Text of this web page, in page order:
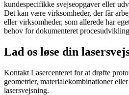
kundespecifikke svejseopgaver eller
Det kan være virksomheder, der får
eller virksomheder, som allerede har
behov for dokumenteret
Lad os løse din
Kontakt Lasercenteret for at drøfte
geometrier, materialekombinationer
lasersvejsning.